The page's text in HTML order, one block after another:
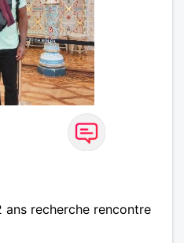
recherche rencontre